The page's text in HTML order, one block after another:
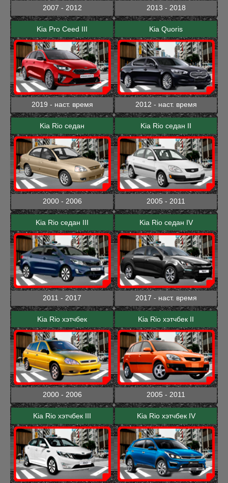
2007 - 2012 2013 - 2018
Kia Pro Ceed III
2019 - наст. время
Kia Quoris
2012 - наст. время
Kia Rio седан
2000 - 2006
Kia Rio седан II
2005 - 2011
Kia Rio седан III
2011 - 2017
Kia Rio седан IV
2017 - наст. время
Kia Rio хэтчбек
2000 - 2006
Kia Rio хэтчбек II
2005 - 2011
Kia Rio хэтчбек III Kia Rio хэтчбек IV